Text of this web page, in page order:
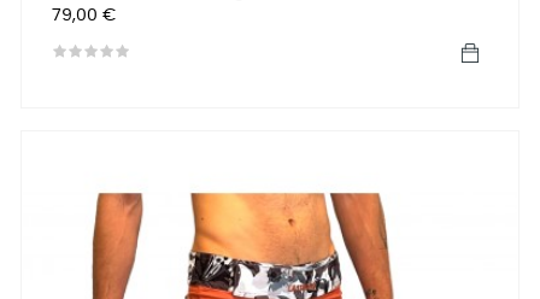
Prix
79,00 €